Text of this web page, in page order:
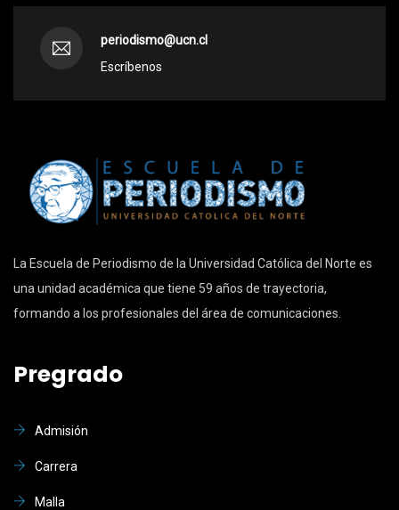
periodismo@ucn.cl
Escríbenos
La Escuela de Periodismo de la Universidad Católica del Norte es
una unidad académica que tiene 59 años de trayectoria,
formando a los profesionales del área de comunicaciones.
Pregrado
Admisión
Carrera
Malla